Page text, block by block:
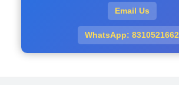
Email Us
WhatsApp: 8310521662